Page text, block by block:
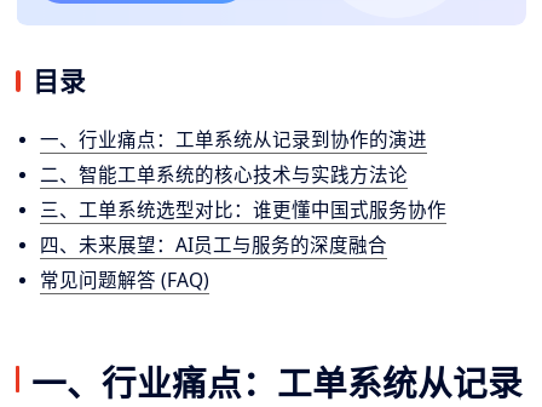
目录
一、行业痛点：工单系统从记录到协作的演进
二、智能工单系统的核心技术与实践方法论
三、工单系统选型对比：谁更懂中国式服务协作
四、未来展望：AI员工与服务的深度融合
常见问题解答 (FAQ)
一、行业痛点：工单系统从记录